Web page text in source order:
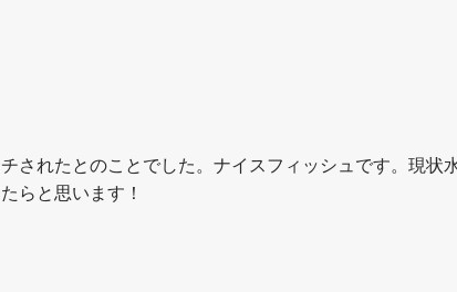
されたとのことでした。ナイスフィッシュです。現状
らと思います！